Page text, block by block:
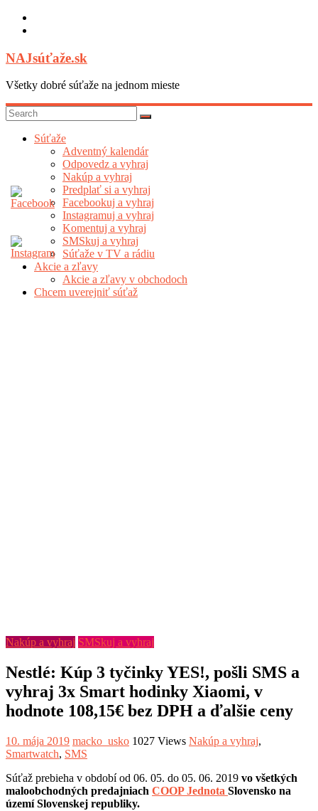
Skip
NAJsúťaže.sk
Všetky dobré súťaže na jednom mieste
Súťaže
Adventný kalendár
Odpovedz a vyhraj
Nakúp a vyhraj
Predplať si a vyhraj
Facebookuj a vyhraj
Instagramuj a vyhraj
Komentuj a vyhraj
SMSkuj a vyhraj
Súťaže v TV a rádiu
Akcie a zľavy
Akcie a zľavy v obchodoch
Chcem uverejniť súťaž
Nakúp a vyhraj SMSkuj a vyhraj
Nestlé: Kúp 3 tyčinky YES!, pošli SMS a
vyhraj 3x Smart hodinky Xiaomi, v
hodnote 108,15€ bez DPH a ďalšie ceny
10. mája 2019 macko_usko 1027 Views Nakúp a vyhraj,
Smartwatch, SMS
Súťaž prebieha v období od 06. 05. do 05. 06. 2019 vo všetkých
maloobchodných predajniach COOP Jednota Slovensko na
území Slovenskej republiky.